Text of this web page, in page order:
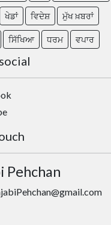
ਖੇਡਾਂ ਵਿਦੇਸ਼ ਮੁੱਖ ਖ਼ਬਰਾਂ
ਸਿੱਖਿਆ ਧਰਮ ਵਪਾਰ
Pehchan